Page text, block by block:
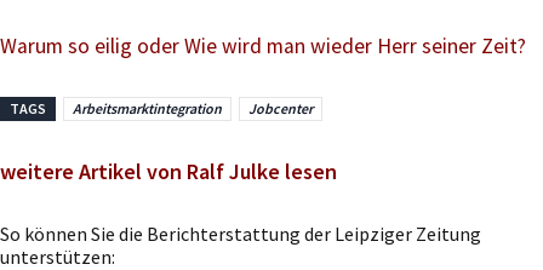
Warum so eilig oder Wie wird man wieder Herr seiner Zeit?
TAGS Arbeitsmarktintegration Jobcenter
weitere Artikel von Ralf Julke lesen
So können Sie die Berichterstattung der Leipziger Zeitung
unterstützen: